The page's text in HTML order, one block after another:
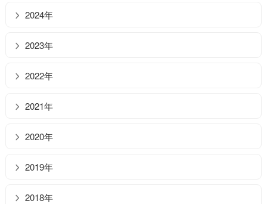
2024年
2023年
2022年
2021年
2020年
2019年
2018年